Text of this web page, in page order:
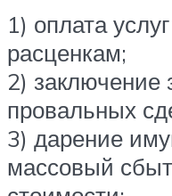
1) оплата
расценкам;
2) заключение
провальных
3) дарение
массовый